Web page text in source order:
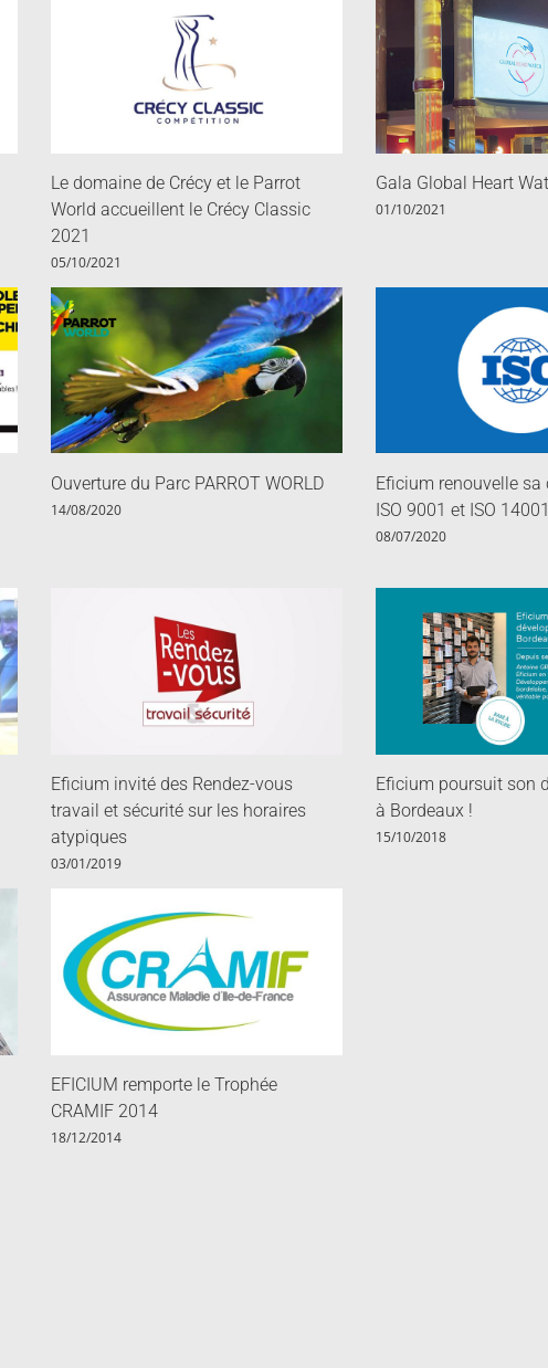
Le domaine de Crécy et le Parrot
World accueillent le Crécy Classic
2021
05/10/2021
Gala Global Heart
01/10/2021
Ouverture du Parc PARROT WORLD
14/08/2020
Eficium renouvelle
ISO 9001 et ISO
08/07/2020
Eficium invité des Rendez-vous
travail et sécurité sur les horaires
atypiques
03/01/2019
Eficium poursuit son
à Bordeaux !
15/10/2018
EFICIUM remporte le Trophée
CRAMIF 2014
18/12/2014